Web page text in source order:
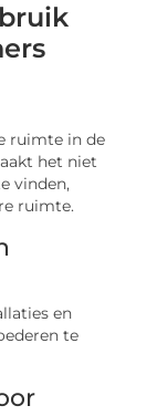
ruimte in de
het niet
vinden,
ruimte.
en
te